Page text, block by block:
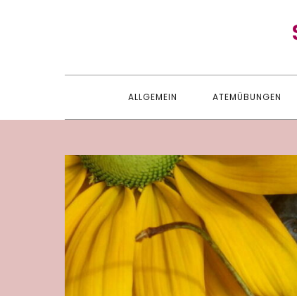
ALLGEMEIN ATEMÜBUNGEN